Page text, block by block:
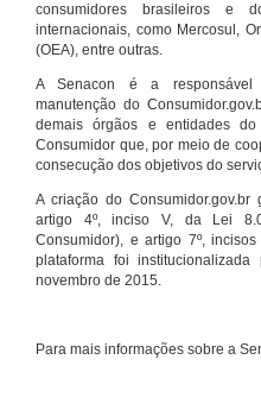
consumidores brasileiros e
internacionais, como Mercosul,
(OEA), entre outras.
A Senacon é a responsável
manutenção do
demais órgãos e entidades
Consumidor que, por meio de
consecução dos objetivos do
A criação do
artigo 4º, inciso V, da Lei
Consumidor), e artigo 7º,
plataforma foi
novembro de 2015.
Para mais informações sobre a